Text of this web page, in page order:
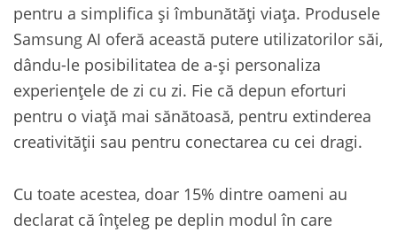
pentru a simplifica și îmbunătăți viața. Produsele
Samsung AI oferă această putere utilizatorilor săi,
dându-le posibilitatea de a-și personaliza
experiențele de zi cu zi. Fie că depun eforturi
pentru o viață mai sănătoasă, pentru extinderea
creativității sau pentru conectarea cu cei dragi.
Cu toate acestea, doar 15% dintre oameni au
declarat că înțeleg pe deplin modul în care